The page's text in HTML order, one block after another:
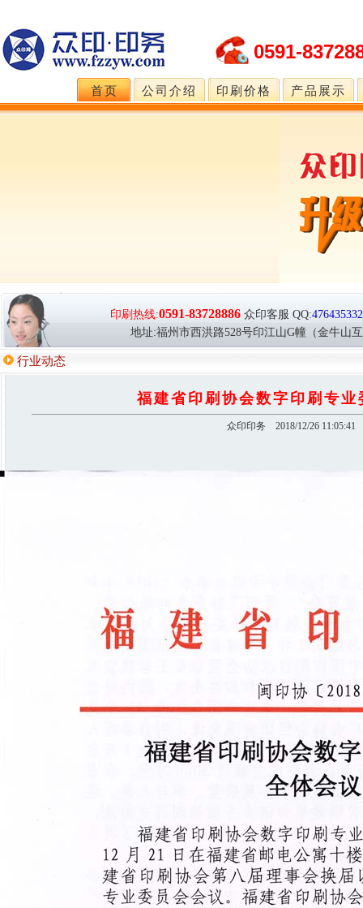
0591-
首页 公司介绍 印刷价格 产品展示
印刷热线:0591-83728886众印客服 QQ:476435332
地址:福州市西洪路528号印江山G幢（金牛山
行业动态
福建省印刷协会数字印刷专
众印印务 2018/12/26 11:05:41